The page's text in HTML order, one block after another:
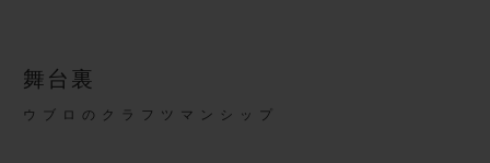
舞台裏
ウブロのクラフツマンシップ